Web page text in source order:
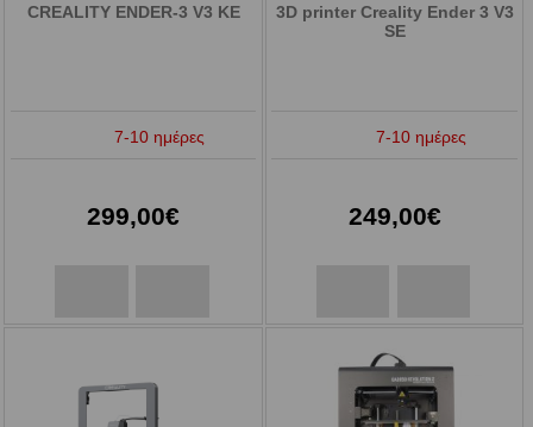
CREALITY ENDER-3 V3 KE
7-10 ημέρες
299,00€
3D printer Creality Ender 3 V3
SE
7-10 ημέρες
249,00€